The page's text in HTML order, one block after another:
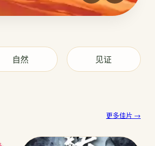
自然 见证
更多佳片 →